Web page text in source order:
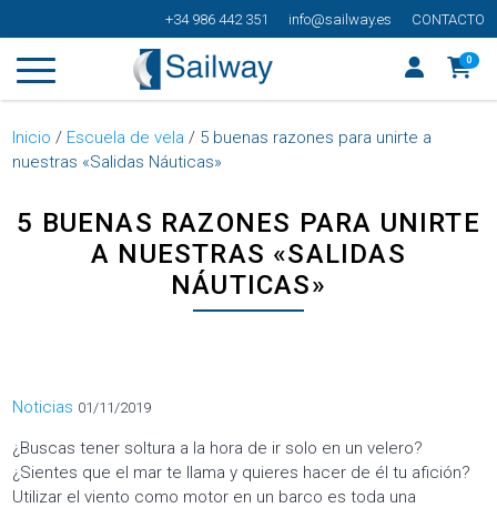
+34 986 442 351 info@sailway.es CONTACTO
0
Inicio / Escuela de vela / 5 buenas razones para unirte a
nuestras «Salidas Náuticas»
5 BUENAS RAZONES PARA UNIRTE
A NUESTRAS «SALIDAS
NÁUTICAS»
Categorías
Noticias 01/11/2019
¿Buscas tener soltura a la hora de ir solo en un velero?
¿Sientes que el mar te llama y quieres hacer de él tu afición?
Utilizar el viento como motor en un barco es toda una